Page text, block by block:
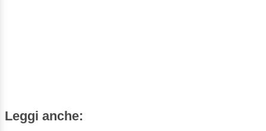
Leggi anche: